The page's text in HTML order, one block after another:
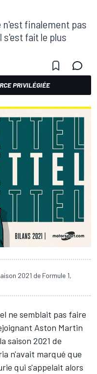
n'est finalement pas
s'est fait le plus
PRIVILÉGIÉE
2021 de Formule 1,
ne semblait pas faire
Aston Martin
saison 2021 de
n'avait marqué que
qui s'appelait alors